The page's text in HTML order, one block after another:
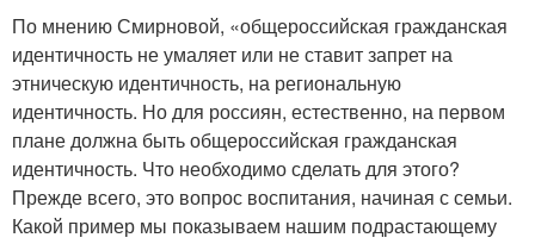
По мнению Смирновой, «общероссийская гражданская
идентичность не умаляет или не ставит запрет на
этническую идентичность, на региональную
идентичность. Но для россиян, естественно, на первом
плане должна быть общероссийская гражданская
идентичность. Что необходимо сделать для этого?
Прежде всего, это вопрос воспитания, начиная с семьи.
Какой пример мы показываем нашим подрастающему